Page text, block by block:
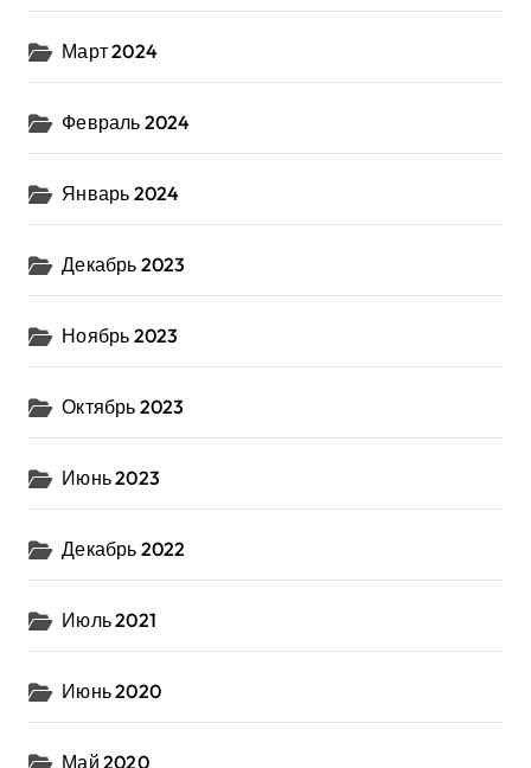
Март 2024
Февраль 2024
Январь 2024
Декабрь 2023
Ноябрь 2023
Октябрь 2023
Июнь 2023
Декабрь 2022
Июль 2021
Июнь 2020
Май 2020